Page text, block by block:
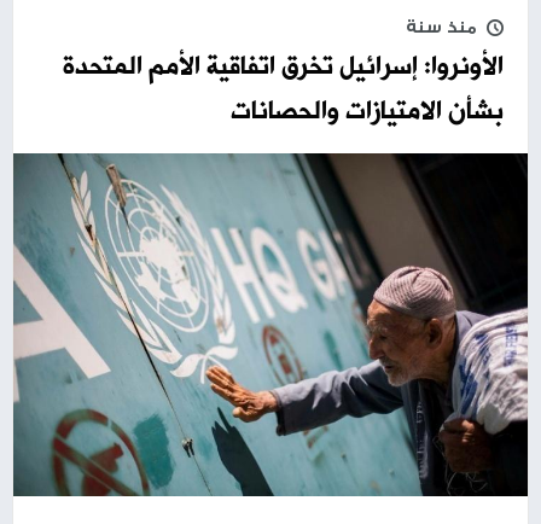
منذ سنة
الأونروا: إسرائيل تخرق اتفاقية الأمم المتحدة
بشأن الامتيازات والحصانات